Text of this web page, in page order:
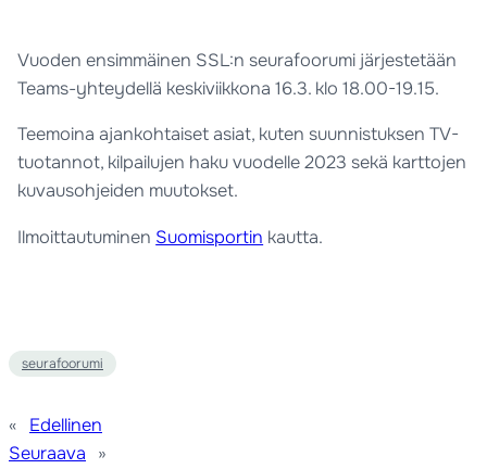
Vuoden ensimmäinen SSL:n seurafoorumi järjestetään
Teams-yhteydellä keskiviikkona 16.3. klo 18.00-19.15.
Teemoina ajankohtaiset asiat, kuten suunnistuksen TV-
tuotannot, kilpailujen haku vuodelle 2023 sekä karttojen
kuvausohjeiden muutokset.
Ilmoittautuminen Suomisportin kautta.
seurafoorumi
«
Edellinen
Seuraava
»